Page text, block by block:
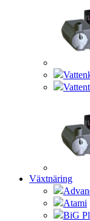
Växtnäring
Atami
BiG